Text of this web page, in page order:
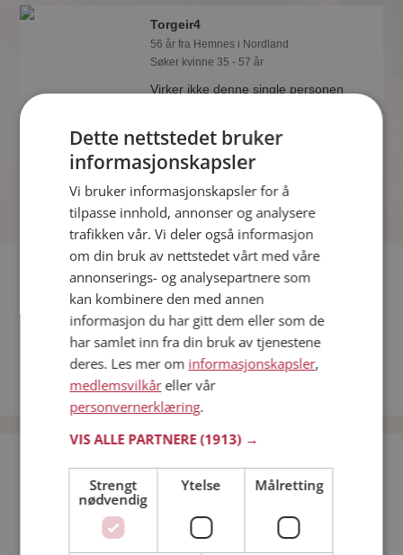
Torgeir4
56 år fra Hemnes i Nordland
Søker kvinne 35 - 57 år
Virker ikke denne single personen
finne ut alt om Torgeir4.
Fler single
Flere singlemenn fra Hemnes:Killy,Lars,yeap
Kvinner fra Hemnes
Date kvinner i Norge
Date menn i Norge
Bli medlem gratis!
Jeg er en: Mann Kvinne
Dette nettstedet bruker
informasjonskapsler
Vi bruker informasjonskapsler for å
tilpasse innhold, annonser og analysere
trafikken vår. Vi deler også informasjon
om din bruk av nettstedet vårt med våre
annonserings- og analysepartnere som
kan kombinere den med annen
informasjon du har gitt dem eller som de
har samlet inn fra din bruk av tjenestene
deres. Les mer om informasjonskapsler,
medlemsvilkåreller vår
personvernerklæring.
VIS ALLE PARTNERE(1913) →
Strengt
nødvendig
Ytelse Målretting